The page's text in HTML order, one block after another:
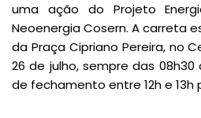
uma ação do Projeto
Neoenergia Cosern. A carreta
da Praça Cipriano Pereira, no
26 de julho, sempre das 08h30
de fechamento entre 12h e 13h